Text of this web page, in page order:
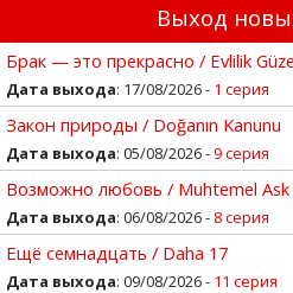
Выход
Брак — это прекрасно / Evlilik
Дата выхода: 17/08/2026 - 1 серия
Закон природы / Doğanın Kanunu
Дата выхода: 05/08/2026 -9 серия
Возможно любовь / Muhtemel Ask
Дата выхода: 06/08/2026 - 8 серия
Ещё семнадцать / Daha 17
Дата выхода: 09/08/2026 - 11 серия